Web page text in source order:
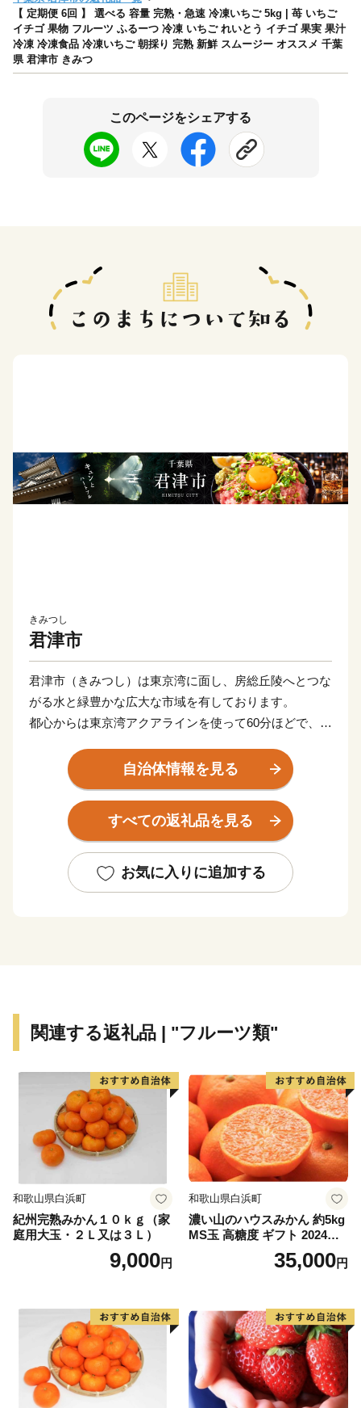
【 定期便 6回 】 選べる 容量 完熟・急速 冷凍いちご 5kg | 苺 いちご
イチゴ 果物 フルーツ ふるーつ 冷凍 いちご れいとう イチゴ 果実 果汁
冷凍 冷凍食品 冷凍いちご 朝採り 完熟 新鮮 スムージー オススメ 千葉
県 君津市 きみつ
このページをシェアする
きみつし
君津市
君津市（きみつし）は東京湾に面し、房総丘陵へとつな
がる水と緑豊かな広大な市域を有しております。
都心からは東京湾アクアラインを使って60分ほどで、大
トの形になることで有名な広場や、日本画家東山魁夷の
「残照」の題材となった山並み、東日本で一番遅い紅葉
が見られるなど、四季折々の絶景を堪能することができ
れ、多くの農産物や特産品を育んでいます。
ブライダルで人気の花「水生カラー」は生産量日本一で
ります。
【ふるさと納税のお問い合わせ】
君津市ふるさと納税事務局
TEL 050-3526-0525
FAX 0968-82-8188
営業時間 9：00～18：00
（※土日祝日・年末年始期間休み）
＜メールでのお問合せ＞
kimitsu12@support-bpo.com
※オンラインでのワンストップ特例申請を受付開始
請】ができます
https://mypg.jp/
【ワンストップ特例申請書送付先】
〒299-1192
自治体情報を見る
すべての返礼品を見る
お気に入りに追加する
関連する返礼品 | "フルーツ類"
和歌山県白浜町
紀州完熟みかん１０ｋｇ（家
庭用大玉・２Ｌ又は３Ｌ）
9,000円
和歌山県白浜町
濃い山のハウスみかん 約5kg
MS玉 高糖度 ギフト 2024年7
35,000円